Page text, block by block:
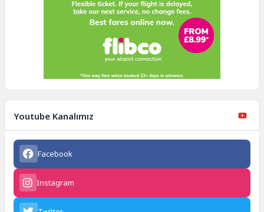
Youtube Kanalımız
Facebook
Instagram